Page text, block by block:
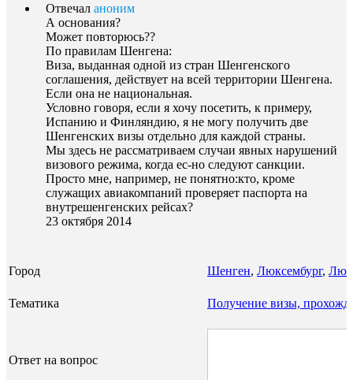
Отвечал аноним
А основания?
Может повторюсь??
По правилам Шенгена:
Виза, выданная одной из стран Шенгенского
соглашения, действует на всей территории Шенгена.
Если она не национальная.
Условно говоря, если я хочу посетить, к примеру,
Испанию и Финляндию, я не могу получить две
Шенгенских визы отдельно для каждой страны.
Мы здесь не рассматриваем случаи явных нарушений
визового режима, когда ес-но следуют санкции.
Просто мне, например, не понятно:кто, кроме
служащих авиакомпаний проверяет паспорта на
внутрешенгенских рейсах?
23 октября 2014
Город Шенген, Люксембург,
Тематика Получение визы,
Ответ на вопрос